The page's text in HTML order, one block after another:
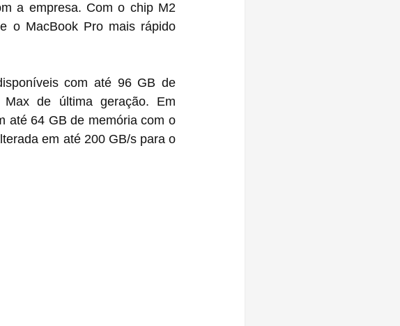
a empresa. Com o chip M2
o MacBook Pro mais rápido
com até 96 GB de
de última geração. Em
até 64 GB de memória com o
em até 200 GB/s para o